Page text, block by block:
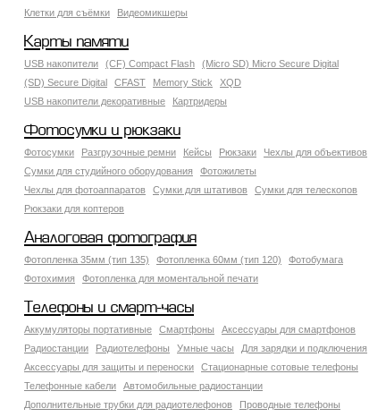
Клетки для съёмки
Видеомикшеры
Карты памяти
USB накопители (CF) Compact Flash
(Micro SD) Micro Secure Digital
(SD) Secure Digital
CFAST Memory Stick
XQD
USB накопители декоративные
Картридеры
Фотосумки и рюкзаки
Фотосумки Разгрузочные ремни Кейсы Рюкзаки
Чехлы для объективов
Сумки для студийного оборудования
Фотожилеты
Чехлы для фотоаппаратов
Сумки для штативов
Сумки для телескопов
Рюкзаки для коптеров
Аналоговая фотография
Фотопленка 35мм (тип 135) Фотопленка 60мм (тип 120)
Фотобумага
Фотохимия
Фотопленка для моментальной печати
Телефоны и смарт-часы
Аккумуляторы портативные Смартфоны
Аксессуары для смартфонов
Радиостанции
Радиотелефоны Умные часы
Для зарядки и подключения
Аксессуары для защиты и переноски
Стационарные сотовые телефоны
Телефонные кабели
Автомобильные радиостанции
Дополнительные трубки для радиотелефонов
Проводные телефоны